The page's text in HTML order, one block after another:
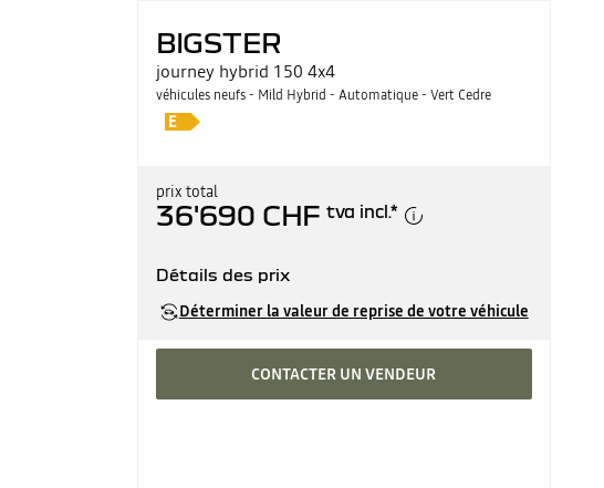
BIGSTER
journey hybrid 150 4x4
véhicules neufs - Mild Hybrid - Automatique - Vert Cedre
prix total
36'690 CHF tva incl.*
Détails des prix
Déterminer la valeur de reprise de votre véhicule
CONTACTER UN VENDEUR